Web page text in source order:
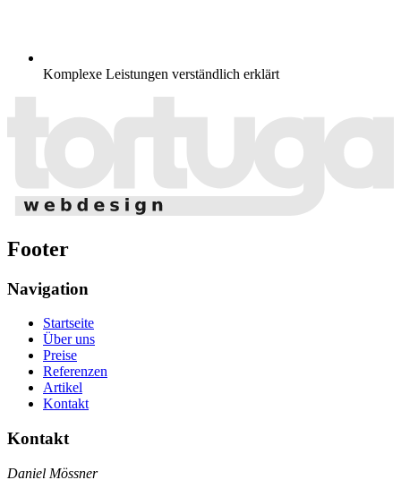
Komplexe Leistungen verständlich erklärt
Footer
Navigation
Startseite
Über uns
Preise
Referenzen
Artikel
Kontakt
Kontakt
Daniel Mössner